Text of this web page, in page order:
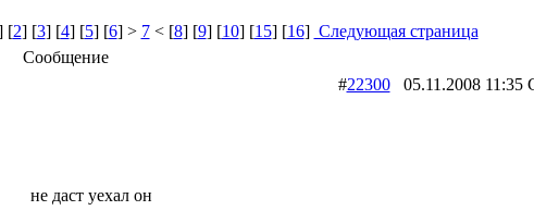
[2] [3] [4] [5] [6] > 7< [8] [9] [10] [15] [16] Следующая страница
Сообщение
#2230005.11.2008
не даст уехал он